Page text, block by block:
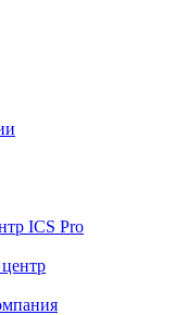
ICS Pro